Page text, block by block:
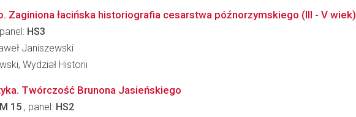
Zaginiona łacińska historiografia cesarstwa późnorzymskiego (III - V wiek)
HS3
Janiszewski
Wydział Historii
Twórczość Brunona Jasieńskiego
15 , panel: HS2